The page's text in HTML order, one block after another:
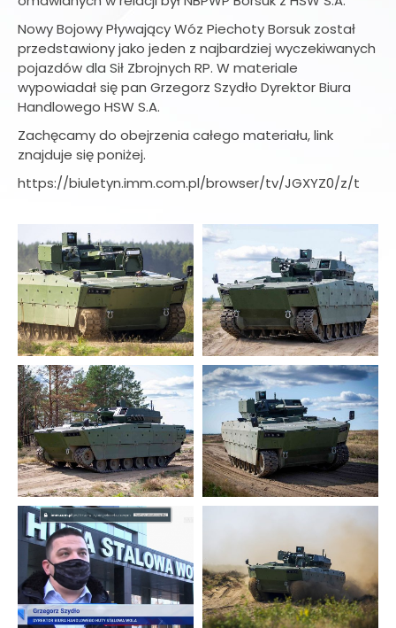
Nowy Bojowy Pływający Wóz Piechoty Borsuk został
przedstawiony jako jeden z najbardziej wyczekiwanych
pojazdów dla Sił Zbrojnych RP. W materiale
wypowiadał się pan Grzegorz Szydło Dyrektor Biura
Handlowego HSW S.A.
Zachęcamy do obejrzenia całego materiału, link
znajduje się poniżej.
https://biuletyn.imm.com.pl/browser/tv/JGXYZ0/z/t